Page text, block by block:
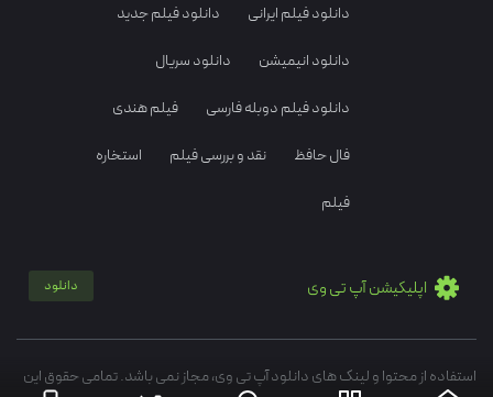
دانلود فیلم ایرانی دانلود فیلم جدید
دانلود انیمیشن دانلود سریال
دانلود فیلم دوبله فارسی فیلم هندی
فال حافظ نقد و بررسی فیلم استخاره
فیلم
اپلیکیشن آپ تی وی دانلود
استفاده از محتوا و لینک های دانلود آپ تی وی، مجاز نمی باشد. تمامی حقوق این